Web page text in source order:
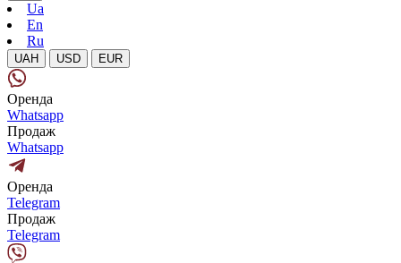
Ua
En
Ru
UAH USD EUR
Оренда
Whatsapp
Продаж
Whatsapp
Оренда
Telegram
Продаж
Telegram